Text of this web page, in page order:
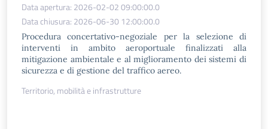
Data apertura: 2026-02-02 09:00:00.0
Data chiusura: 2026-06-30 12:00:00.0
Procedura concertativo-negoziale per la selezione di
interventi in ambito aeroportuale finalizzati alla
mitigazione ambientale e al miglioramento dei sistemi di
sicurezza e di gestione del traffico aereo.
Territorio, mobilità e infrastrutture